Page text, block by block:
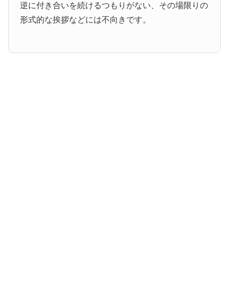
逆に付き合いを続けるつもりがない、その場限りの
形式的な挨拶などには不向きです。